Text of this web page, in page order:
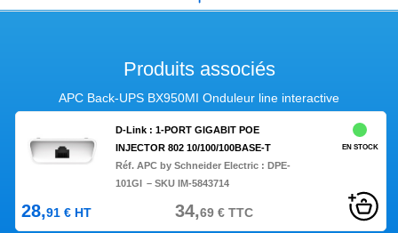
Produits associés
APC Back-UPS BX950MI Onduleur line interactive
D-Link : 1-PORT GIGABIT POE
INJECTOR 802 10/100/100BASE-T
Réf. APC by Schneider Electric :DPE-
101GI – SKU IM-5843714
EN STOCK
28,91 € HT 34,69€TTC